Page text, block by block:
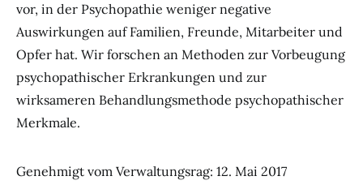
vor, in der Psychopathie weniger negative
Auswirkungen auf Familien, Freunde, Mitarbeiter und
Opfer hat. Wir forschen an Methoden zur Vorbeugung
psychopathischer Erkrankungen und zur
wirksameren Behandlungsmethode psychopathischer
Merkmale.
Genehmigt vom Verwaltungsrag: 12. Mai 2017